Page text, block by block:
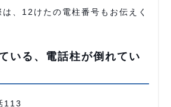
は、12けたの電柱番号もお伝えく
いる、電話柱が倒れてい
113